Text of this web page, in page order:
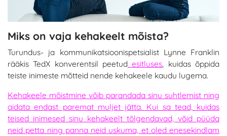
Miks on vaja kehakeelt mõista?
Turundus- ja kommunikatsioonispetsialist Lynne Franklin
rääkis TedX konverentsil peetud esitluses, kuidas õppida
teiste inimeste mõtteid nende kehakeele kaudu lugema.
Kehakeele mõistmine võib parandada sinu suhtlemist ning
aidata endast paremat muljet jätta. Kui sa tead, kuidas
teised inimesed sinu kehakeelt tõlgendavad, võid püüda
neid petta ning panna neid uskuma, et oled enesekindlam